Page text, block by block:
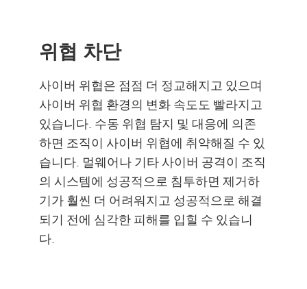
위협 차단
사이버 위협은 점점 더 정교해지고 있으며
사이버 위협 환경의 변화 속도도 빨라지고
있습니다. 수동 위협 탐지 및 대응에 의존
하면 조직이 사이버 위협에 취약해질 수 있
습니다. 멀웨어나 기타 사이버 공격이 조직
의 시스템에 성공적으로 침투하면 제거하
기가 훨씬 더 어려워지고 성공적으로 해결
되기 전에 심각한 피해를 입힐 수 있습니
다.